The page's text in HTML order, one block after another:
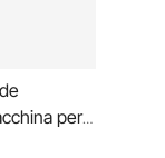
per
Frullati